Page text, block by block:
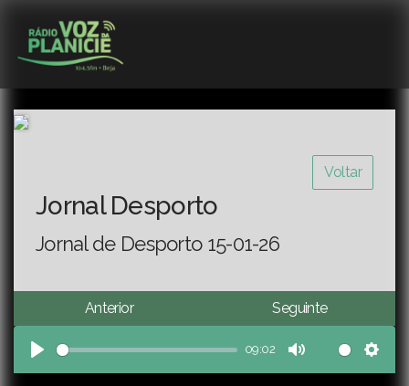
Voltar
Jornal Desporto
Jornal de Desporto 15-01-26
Anterior Seguinte
Play
09:02
Mute